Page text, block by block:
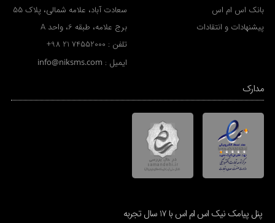
بانک اس ام اس
پیشنهادات و انتقادات
سعادت آباد، علامه شمالی، پلاک 55
برج علامه، طبقه 6، واحد A
تلفن : +98 21 74552000
ایمیل : info@niksms.com
مدارک
پنل پیامک نیک اس ام اس با 17 سال تجربه